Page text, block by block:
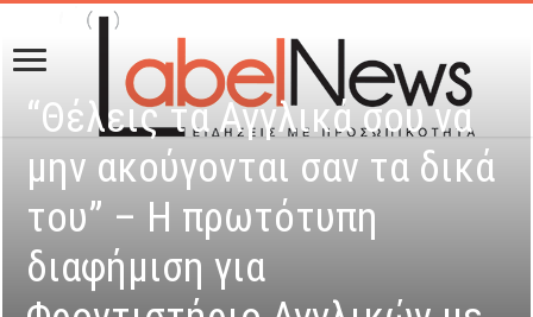
“Θέλεις τα Αγγλικά σου να
μην ακούγονται σαν τα δικά
του” – Η πρωτότυπη
διαφήμιση για